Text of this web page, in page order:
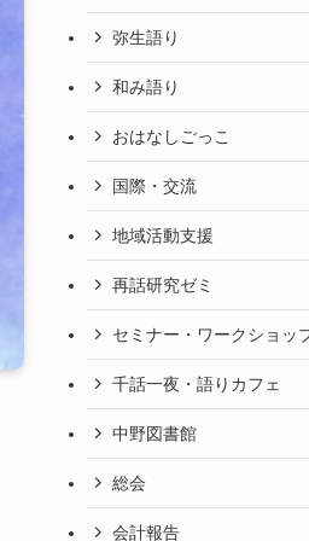
弥生語り
和み語り
おはなしごっこ
国際・交流
地域活動支援
再話研究ゼミ
セミナー・ワークショッ
千話一夜・語りカフェ
中野図書館
総会
会計報告